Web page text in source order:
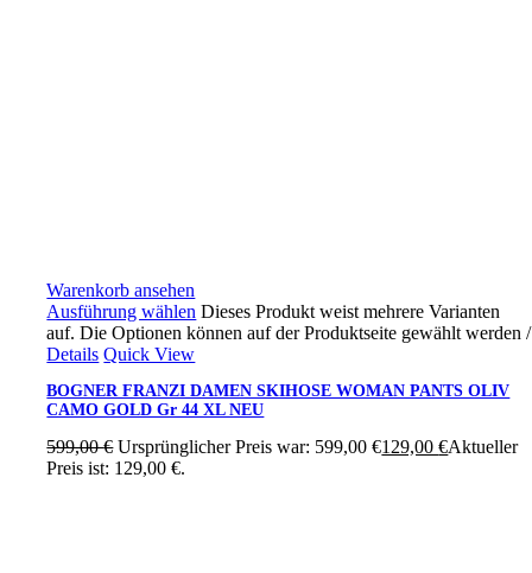
Warenkorb ansehen
Ausführung wählen Dieses Produkt weist mehrere Varianten
auf. Die Optionen können auf der Produktseite gewählt werden/
Details Quick View
BOGNER FRANZI DAMEN SKIHOSE WOMAN PANTS OLIV
CAMO GOLD Gr 44 XL NEU
599,00€ Ursprünglicher Preis war: 599,00 €129,00€Aktueller
Preis ist: 129,00 €.